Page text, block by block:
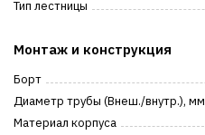
Тип лестницы
Монтаж и конструкция
Борт
Диаметр трубы (Внеш./внутр.), мм
Материал корпуса